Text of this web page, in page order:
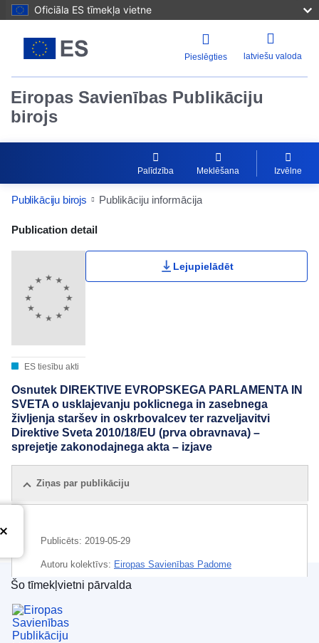
Oficiāla ES tīmekļa vietne
Pieslēgties latviešu valoda
Eiropas Savienības Publikāciju
birojs
Palīdzība Meklēšana Izvēlne
Publikāciju birojs Publikāciju informācija
Publication Detail Actions Portlet
Publication detail
ES tiesību akti
Lejupielādēt
Osnutek DIREKTIVE EVROPSKEGA PARLAMENTA IN
SVETA o usklajevanju poklicnega in zasebnega
življenja staršev in oskrbovalcev ter razveljavitvi
Direktive Sveta 2010/18/EU (prva obravnava) –
sprejetje zakonodajnega akta – izjave
Ziņas par publikāciju
Publicēts: 2019-05-29
Autoru kolektīvs: Eiropas Savienības Padome
IMMC : ST 9310 2019 ADD 1
Eiropas Savienības Publikāciju birojs
Šo tīmekļvietni pārvalda